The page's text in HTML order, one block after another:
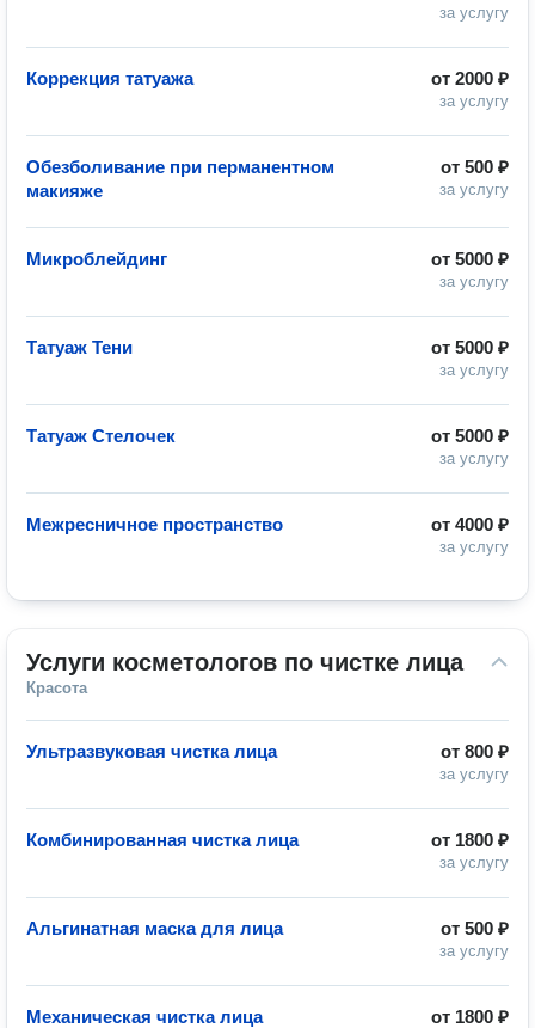
за услугу
от 2000 ₽
за услугу
Коррекция татуажа
от 500 ₽
за услугу
Обезболивание при перманентном
макияже
от 5000 ₽
за услугу
Микроблейдинг
от 5000 ₽
за услугу
Татуаж Тени
от 5000 ₽
за услугу
Татуаж Стелочек
от 4000 ₽
за услугу
Межресничное пространство
Услуги косметологов по чистке лица
Красота
от 800 ₽
за услугу
Ультразвуковая чистка лица
от 1800 ₽
за услугу
Комбинированная чистка лица
от 500 ₽
за услугу
Альгинатная маска для лица
от 1800 ₽
Механическая чистка лица